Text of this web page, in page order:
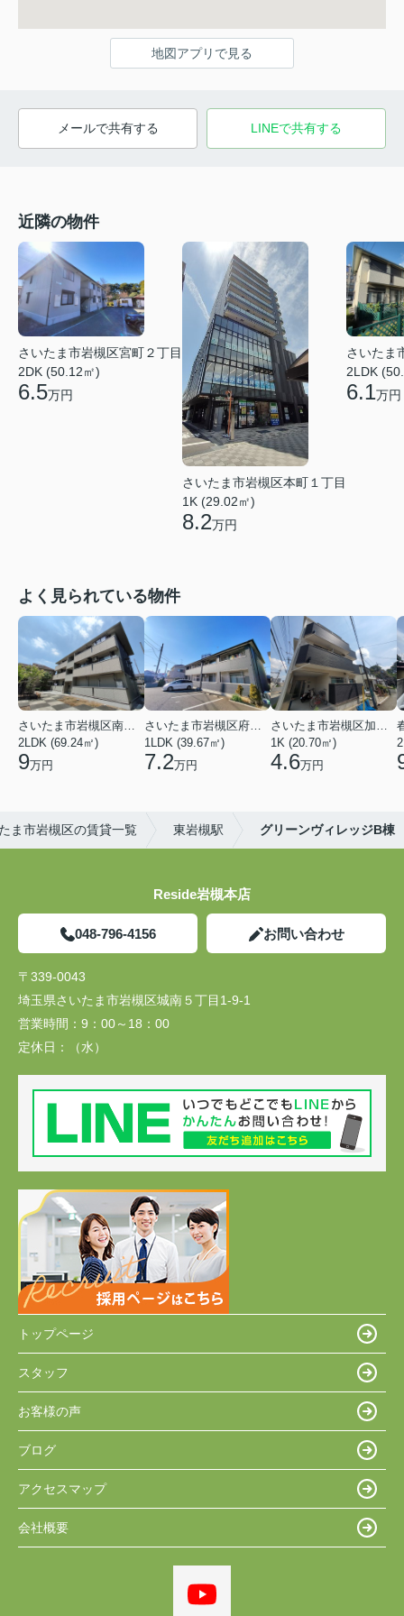
地図アプリで見る
メールで共有する LINEで共有する
近隣の物件
さいたま市岩槻区宮町２丁目
2DK (50.12㎡)
6.5万円
さいたま市岩槻区本町１丁目
1K (29.02㎡)
8.2万円
さいたま
2LDK
6.1万円
よく見られている物件
2LDK (69.24㎡)
9万円
1LDK (39.67㎡)
7.2万円
1K (20.70㎡)
4.6万円
ま市岩槻区の賃貸一覧 東岩槻駅 グリーンヴィレッジB棟
Reside岩槻本店
048-796-4156 お問い合わせ
〒339-0043
埼玉県さいたま市岩槻区城南５丁目1-9-1
営業時間： 9：00～18：00
定休日：
（水）
トップページ
スタッフ
お客様の声
ブログ
アクセスマップ
会社概要